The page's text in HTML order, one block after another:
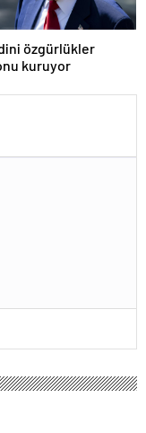
özgürlükler
kuruyor